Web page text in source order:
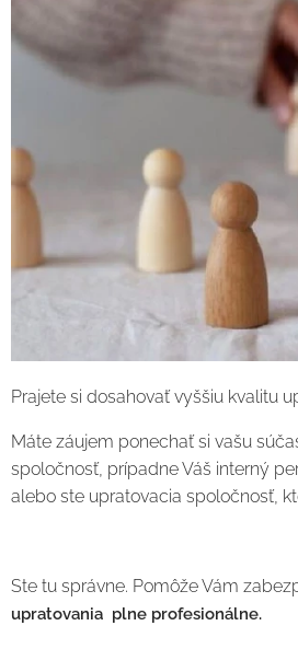
Prajete si dosahovať vyššiu kvalitu
Máte záujem ponechať si vašu
spoločnosť, prípadne Váš interný
alebo ste upratovacia spoločnosť,
Ste tu správne. Pomôže Vám
upratovania plne profesionálne.